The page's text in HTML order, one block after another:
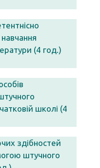
(4 год.)
школі (4
здібностей
штучного